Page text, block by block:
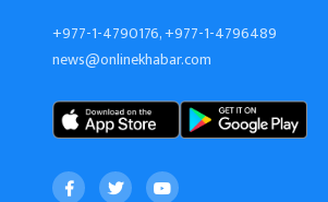
+977-1-4790176, +977-1-4796489
news@onlinekhabar.com